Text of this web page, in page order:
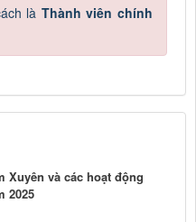
là Thành viên chính
Xuyên và các hoạt động
2025